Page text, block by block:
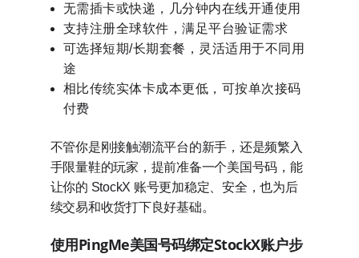
无需插卡或快递，几分钟内在线开通使用
支持注册全球软件，满足平台验证需求
可选择短期/长期套餐，灵活适用于不同用
途
相比传统实体卡成本更低，可按单次接码
付费
不管你是刚接触潮流平台的新手，还是频繁入
手限量鞋的玩家，提前准备一个美国号码，能
让你的 StockX 账号更加稳定、安全，也为后
续交易和收货打下良好基础。
使用PingMe美国号码绑定StockX账户步